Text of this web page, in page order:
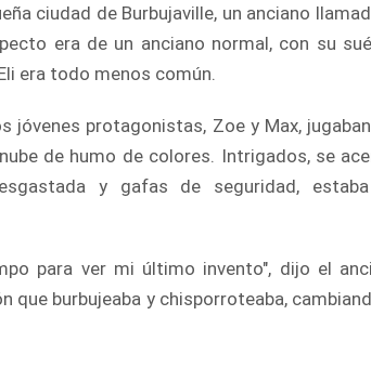
ciudad de Burbujaville, un anciano
era de un anciano normal, con su
era todo menos común.
jóvenes protagonistas, Zoe y Max,
de humo de colores. Intrigados, se
y gafas de seguridad,
para ver mi último invento", dijo el
que burbujeaba y chisporroteaba,